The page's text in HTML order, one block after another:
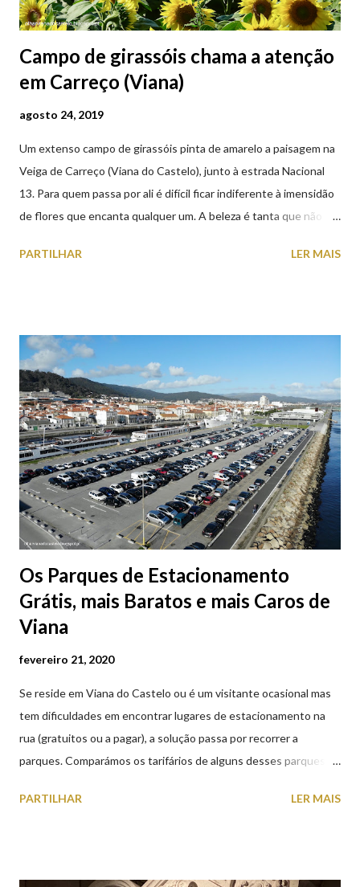
Campo de girassóis chama a atenção
em Carreço (Viana)
agosto 24, 2019
Um extenso campo de girassóis pinta de amarelo a paisagem na
Veiga de Carreço (Viana do Castelo), junto à estrada Nacional
13. Para quem passa por ali é difícil ficar indiferente à imensidão
de flores que encanta qualquer um. A beleza é tanta que não
aproveite a paisagem como cenário para tirar algumas
PARTILHAR LER MAIS
Os Parques de Estacionamento
Grátis, mais Baratos e mais Caros de
Viana
fevereiro 21, 2020
Se reside em Viana do Castelo ou é um visitante ocasional mas
tem dificuldades em encontrar lugares de estacionamento na
rua (gratuitos ou a pagar), a solução passa por recorrer a
parques. Comparámos os tarifários de alguns desses parques de
subterrâneos) perto do centro da cidade (entenda-se por
PARTILHAR LER MAIS